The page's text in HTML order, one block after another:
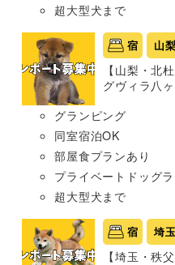
超大型犬まで
宿 山
【山梨・北
グヴィラ八ヶ
グランピング
同室宿泊OK
部屋食プランあり
プライベートドッグ
超大型犬まで
宿 埼
【埼玉・秩